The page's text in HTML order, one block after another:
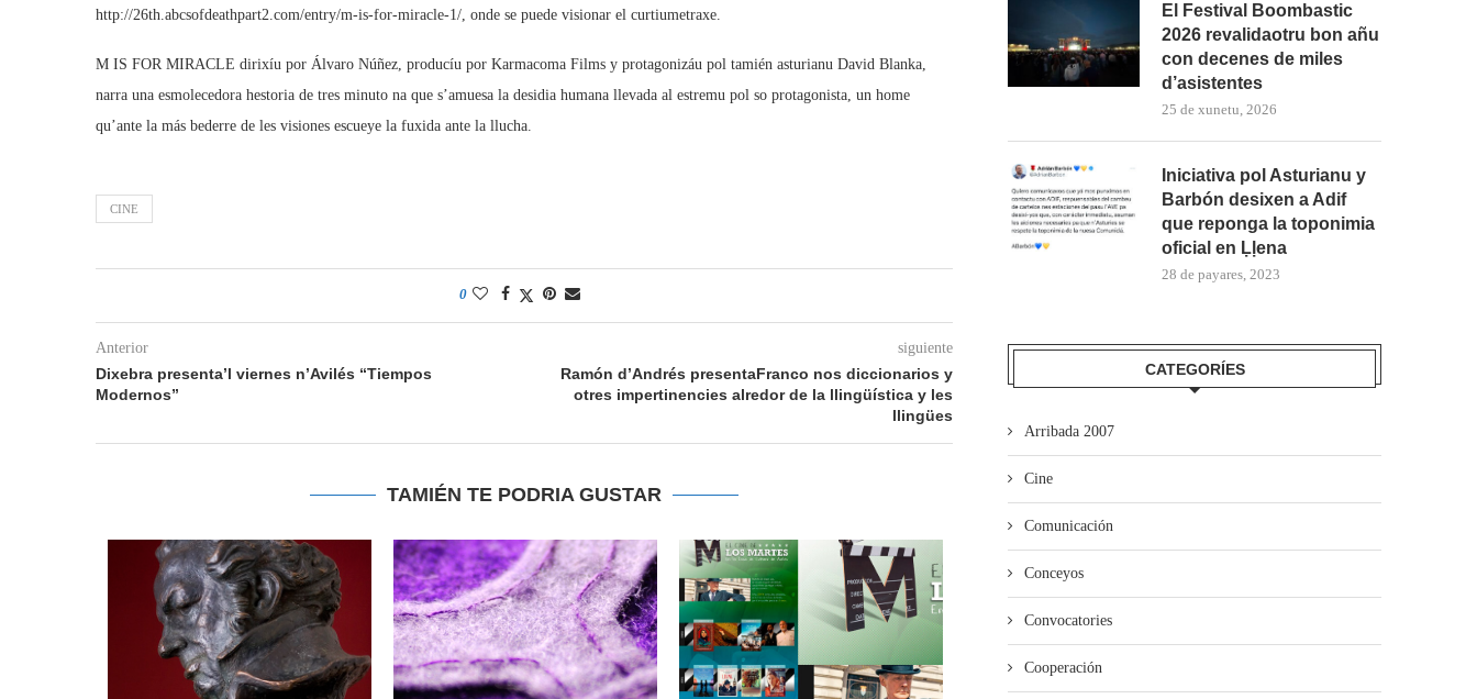
http://26th.abcsofdeathpart2.com/entry/m-is-for-miracle-1/, onde se puede visionar el curtiumetraxe.
M IS FOR MIRACLE dirixíu por Álvaro Núñez, producíu por Karmacoma Films y protagonizáu pol tamién asturianu David Blanka,
narra una esmolecedora hestoria de tres minuto na que s’amuesa la desidia humana llevada al estremu pol so protagonista, un home
qu’ante la más bederre de les visiones escueye la fuxida ante la llucha.
CINE
0
Anterior
Dixebra presenta’l viernes n’Avilés “Tiempos
Modernos”
siguiente
Ramón d’Andrés presentaFranco nos diccionarios y
otres impertinencies alredor de la llingüística y les
llingües
TAMIÉN TE PODRIA GUSTAR
El Festival Boombastic
2026 revalidaotru bon añu
con decenes de miles
d’asistentes
25 de xunetu, 2026
Iniciativa pol Asturianu y
Barbón desixen a Adif
que reponga la toponimia
oficial en Ḷḷena
28 de payares, 2023
CATEGORÍES
Arribada 2007
Cine
Comunicación
Conceyos
Convocatories
Cooperación